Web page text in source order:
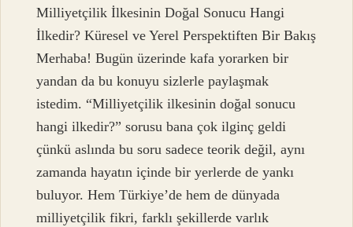
Milliyetçilik İlkesinin Doğal Sonucu Hangi
İlkedir? Küresel ve Yerel Perspektiften Bir Bakış
Merhaba! Bugün üzerinde kafa yorarken bir
yandan da bu konuyu sizlerle paylaşmak
istedim. “Milliyetçilik ilkesinin doğal sonucu
hangi ilkedir?” sorusu bana çok ilginç geldi
çünkü aslında bu soru sadece teorik değil, aynı
zamanda hayatın içinde bir yerlerde de yankı
buluyor. Hem Türkiye’de hem de dünyada
milliyetçilik fikri, farklı şekillerde varlık